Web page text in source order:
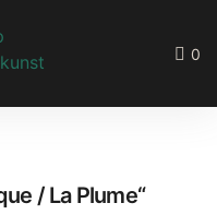
0
/ La Plume“